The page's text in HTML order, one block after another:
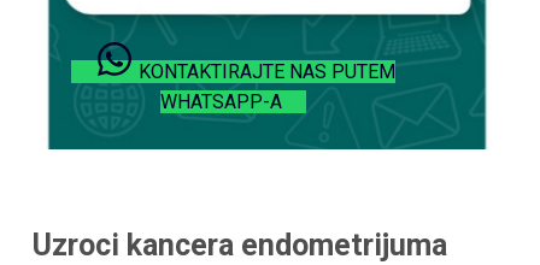
KONTAKTIRAJTE NAS PUTEM
WHATSAPP-A
Uzroci kancera endometrijuma